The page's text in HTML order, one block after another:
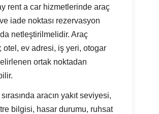
rent a car hizmetlerinde araç
iade noktası rezervasyon
netleştirilmelidir. Araç
otel, ev adresi, iş yeri, otogar
ortak noktadan
aracın yakıt seviyesi,
bilgisi, hasar durumu, ruhsat